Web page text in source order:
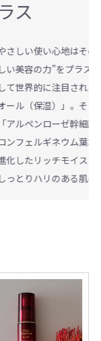
のままに、今の時代
ス。“次世代レチノー
る植物由来の美容成
して、植物由来の幹
胞エキス（保湿）※
培養細胞エキス」。
ストクリームPTで、 乾
肌へ。